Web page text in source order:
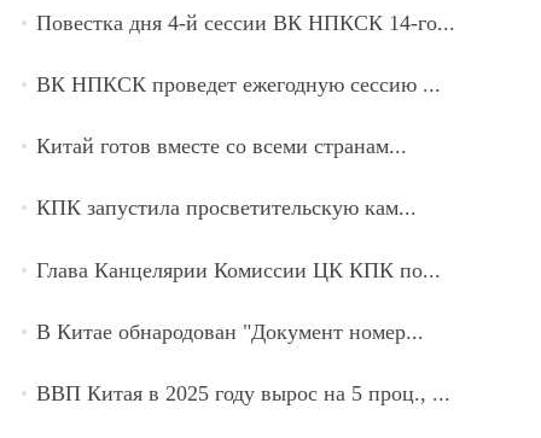
Повестка дня 4-й сессии ВК НПКСК 14-го...
ВК НПКСК проведет ежегодную сессию ...
Китай готов вместе со всеми странам...
КПК запустила просветительскую кам...
Глава Канцелярии Комиссии ЦК КПК по...
В Китае обнародован "Документ номер...
ВВП Китая в 2025 году вырос на 5 проц., ...